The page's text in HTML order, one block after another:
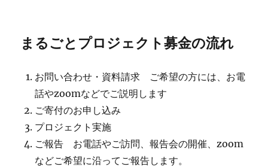
まるごとプロジェクト募金の流れ
お問い合わせ・資料請求 ご希望の方には、お電
話やzoomなどでご説明します
ご寄付のお申し込み
プロジェクト実施
ご報告 お電話やご訪問、報告会の開催、zoom
などご希望に沿ってご報告します。